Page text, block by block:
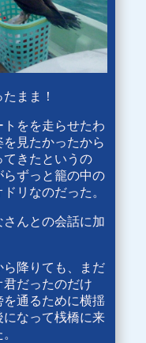
まま！
をを走らせたわ
見たかったから
きたというの
ずっと籠の中の
リなのだった。
んとの会話に加
降りても、まだ
だったのだけ
通るために横揺
なって桟橋に来